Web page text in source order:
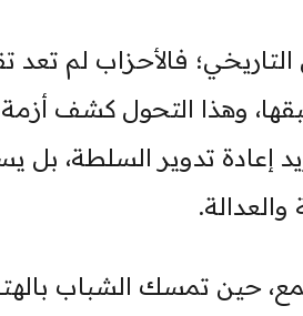
فالأحزاب لم تعد
وهذا التحول كشف أزمة
إعادة تدوير السلطة، بل
حين تمسك الشباب